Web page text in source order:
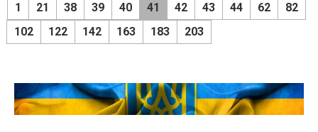
1 21 38 39 40 41 42 43 44 62
82
102
122 142 163 183 203